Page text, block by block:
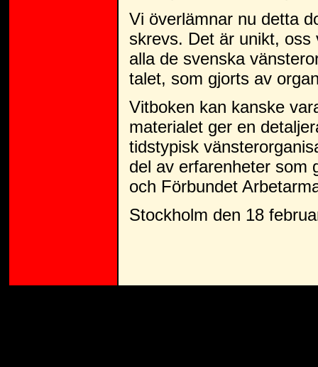
Vi överlämnar nu detta
skrevs. Det är unikt, oss
alla de svenska
talet, som gjorts av
Vitboken kan kanske
materialet ger en
tidstypisk
del av erfarenheter som
och Förbundet
Stockholm den 18